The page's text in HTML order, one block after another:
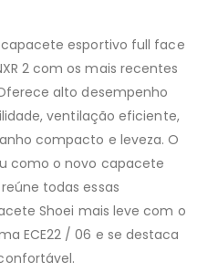
capacete esportivo full face
2 com os mais recentes
alto desempenho
ventilação eficiente,
compacto e leveza. O
como o novo capacete
todas essas
Shoei mais leve com o
ECE22 / 06 e se destaca